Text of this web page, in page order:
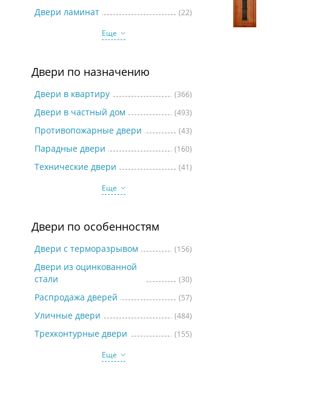
Двери ламинат
(22)
Еще
Двери по назначению
Двери в квартиру (366)
Двери в частный дом (493)
Противопожарные двери (43)
Парадные двери (160)
Технические двери
(41)
Еще
Двери по особенностям
Двери с терморазрывом (156)
Двери из оцинкованной
стали
(30)
Распродажа дверей (57)
Уличные двери (484)
Трехконтурные двери
(155)
Еще